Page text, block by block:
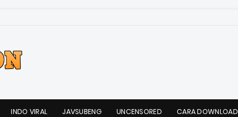
INDO VIRAL JAVSUBENG UNCENSORED CARA DOWNLOAD